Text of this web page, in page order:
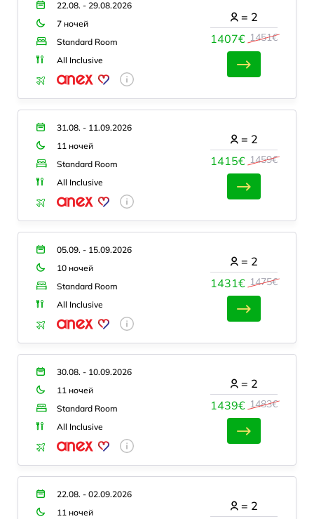
22.08. - 29.08.2026
7 ночей
Standard Room
All Inclusive
1407€ 1451€
= 2
31.08. - 11.09.2026
11 ночей
Standard Room
All Inclusive
1415€ 1459€
= 2
05.09. - 15.09.2026
10 ночей
Standard Room
All Inclusive
1431€ 1475€
= 2
30.08. - 10.09.2026
11 ночей
Standard Room
All Inclusive
1439€ 1483€
= 2
22.08. - 02.09.2026
11 ночей
= 2